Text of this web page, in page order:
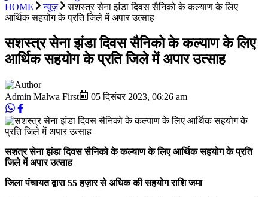
HOME
न्यूज़
सशस्त्र सेना झंडा दिवस सैनिको के कल्याण के लिए
आर्थिक सहयोग के प्रति जिले में अपार उत्साह
सशस्त्र सेना झंडा दिवस सैनिको के कल्याण के लिए
आर्थिक सहयोग के प्रति जिले में अपार उत्साह
Admin Malwa First 05 दिसंबर 2023, 06:26 am
सशत्र सेना झंडा दिवस सैनिको के कल्याण के लिए आर्थिक सहयोग के प्रति
जिले में अपार उत्साह
जिला पंचायत द्वारा 55 हज़ार से अधिक की सहयोग राशि जमा